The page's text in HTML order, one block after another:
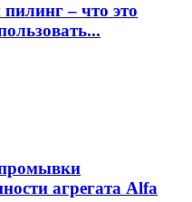
– что это
агрегата Alfa